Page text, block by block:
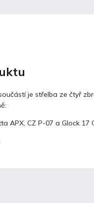
je střelba ze čtyř
APX, CZ P-07 a Glock 17